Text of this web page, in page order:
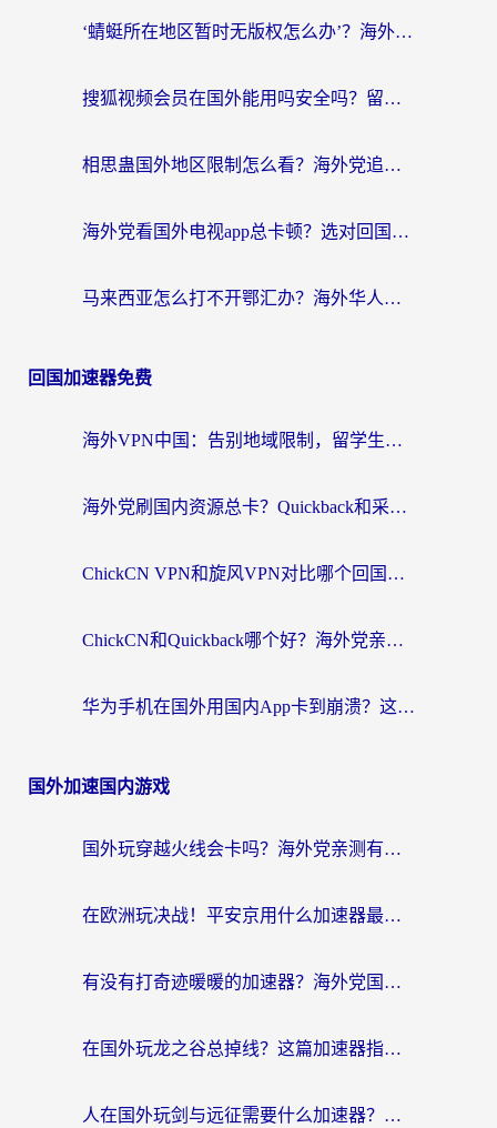
‘蜻蜓所在地区暂时无版权怎么办’？海外党看国内内容、办国内事的实用指南
搜狐视频会员在国外能用吗安全吗？留学生亲测有效的回国观影解决方案
相思蛊国外地区限制怎么看？海外党追剧听歌的终极解决方案
海外党看国外电视app总卡顿？选对回国加速器，追剧购物两不误
马来西亚怎么打不开鄂汇办？海外华人必备的回国加速指南，解决追剧、办事、阅读难题
回国加速器免费
海外VPN中国：告别地域限制，留学生与华人如何轻松刷国内剧、玩国服？
海外党刷国内资源总卡？Quickback和采集蜂好用吗？这篇指南帮你避坑
ChickCN VPN和旋风VPN对比哪个回国效果更好？海外党亲测实用指南
ChickCN和Quickback哪个好？海外党亲测回国加速器，轻松解锁国内资源（附避坑指南）
华为手机在国外用国内App卡到崩溃？这篇加速器指南帮你无缝刷剧打游戏
国外加速国内游戏
国外玩穿越火线会卡吗？海外党亲测有效的国服游戏加速指南
在欧洲玩决战！平安京用什么加速器最好用？2026实测有效的国服游戏加速指南
有没有打奇迹暖暖的加速器？海外党国服游戏畅玩不卡顿的秘密
在国外玩龙之谷总掉线？这篇加速器指南帮你告别延迟卡顿！
人在国外玩剑与远征需要什么加速器？老玩家亲测的避坑指南来了